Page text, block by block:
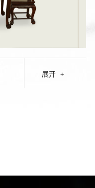
展开 +